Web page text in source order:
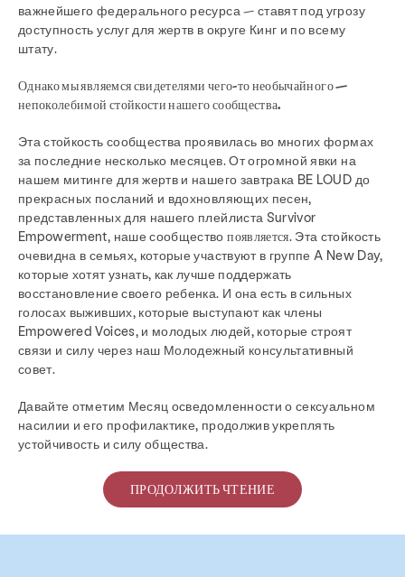
важнейшего федерального ресурса — ставят под угрозу
доступность услуг для жертв в округе Кинг и по всему
штату.
Однако мы являемся свидетелями чего-то необычайного —
непоколебимой стойкости нашего сообщества.
Эта стойкость сообщества проявилась во многих формах
за последние несколько месяцев. От огромной явки на
нашем митинге для жертв и нашего завтрака BE LOUD до
прекрасных посланий и вдохновляющих песен,
представленных для нашего плейлиста Survivor
Empowerment, наше сообществопоявляется. Эта стойкость
очевидна в семьях, которые участвуют в группе A New Day,
которые хотят узнать, как лучше поддержать
восстановление своего ребенка. И она есть в сильных
голосах выживших, которые выступают как члены
Empowered Voices, и молодых людей, которые строят
связи и силу через наш Молодежный консультативный
совет.
Давайте отметим Месяц осведомленности о сексуальном
насилии и его профилактике, продолжив укреплять
устойчивость и силу общества.
ПРОДОЛЖИТЬ ЧТЕНИЕ